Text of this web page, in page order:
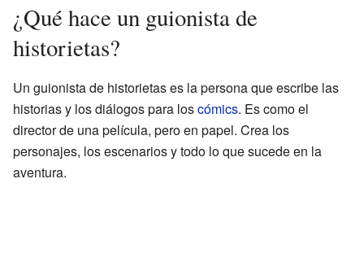
¿Qué hace un guionista de
historietas?
Un guionista de historietas es la persona que escribe las
historias y los diálogos para loscómics. Es como el
director de una película, pero en papel. Crea los
personajes, los escenarios y todo lo que sucede en la
aventura.